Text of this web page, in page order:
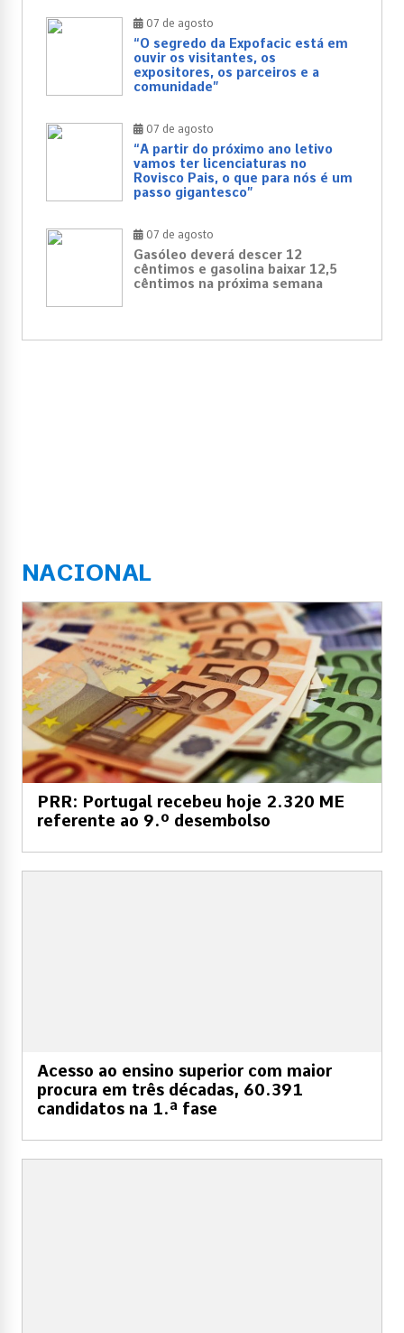
07 de agosto
“O segredo da Expofacic está em
ouvir os visitantes, os
expositores, os parceiros e a
comunidade”
07 de agosto
“A partir do próximo ano letivo
vamos ter licenciaturas no
Rovisco Pais, o que para nós é um
passo gigantesco”
07 de agosto
Gasóleo deverá descer 12
cêntimos e gasolina baixar 12,5
cêntimos na próxima semana
NACIONAL
PRR: Portugal recebeu hoje 2.320 ME
referente ao 9.º desembolso
Acesso ao ensino superior com maior
procura em três décadas, 60.391
candidatos na 1.ª fase